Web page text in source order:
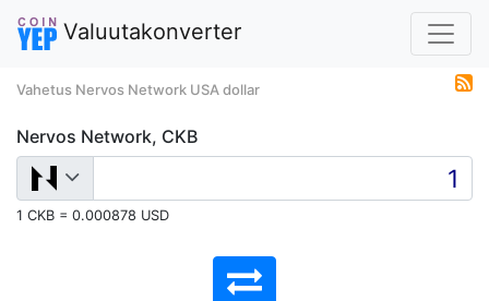
Valuutakonverter
Vahetus Nervos Network USA dollar
Nervos Network, CKB
1 CKB = 0.000878 USD